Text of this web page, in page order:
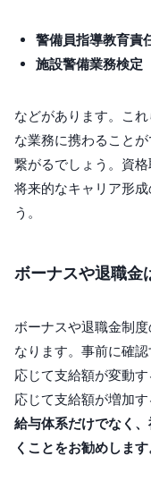
警備員指導教育責
施設警備業務検定
などがあります。こ
な業務に携わること
繋がるでしょう。資格
将来的なキャリア形
う。
ボーナスや退職金
ボーナスや退職金制
なります。事前に確
応じて支給額が変動
応じて支給額が増加
給与体系だけでなく
くことをお勧めします